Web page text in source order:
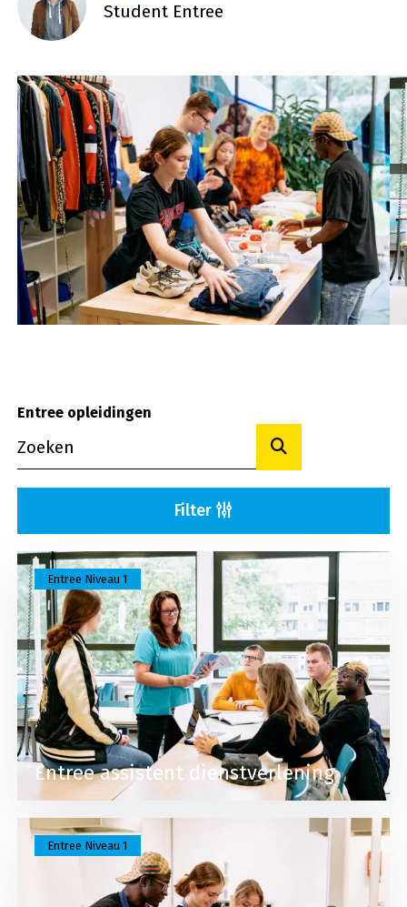
Student Entree
Entree opleidingen
Toon resultaten
Filter
Entree assistent dienstverlening
Entree Niveau 1
Lees meer over Entree assistent dienstverlening
Entree Niveau 1
Lees meer over Entree assistent horeca,